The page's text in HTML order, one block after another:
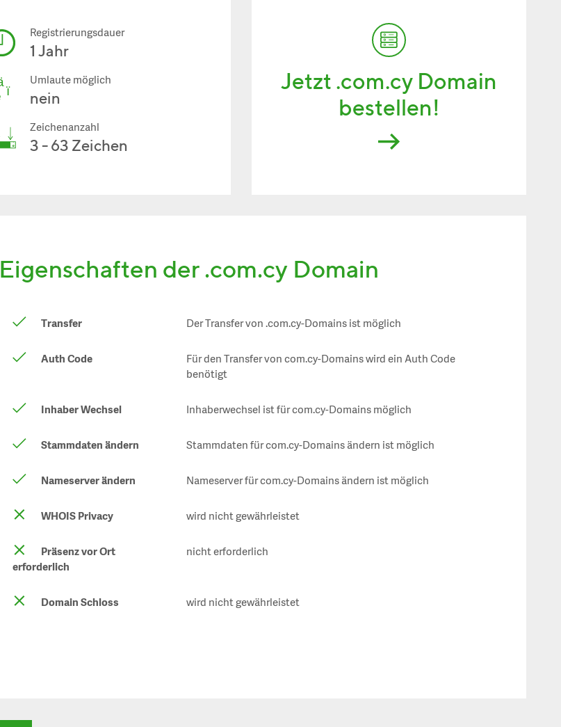
Registrierungsdauer
1 Jahr
Umlaute möglich
nein
Zeichenanzahl
3 - 63 Zeichen
Jetzt .com.cy Domain
bestellen!
Eigenschaften der .com.cy Domain
Transfer Der Transfer von .com.cy-Domains ist möglich
Auth Code
Für den Transfer von com.cy-Domains wird ein Auth Code
benötigt
Inhaber Wechsel Inhaberwechsel ist für com.cy-Domains möglich
Stammdaten ändern Stammdaten für com.cy-Domains ändern ist möglich
Nameserver ändern Nameserver für com.cy-Domains ändern ist möglich
WHOIS Privacy wird nicht gewährleistet
Präsenz vor Ort
erforderlich
nicht erforderlich
Domain Schloss wird nicht gewährleistet